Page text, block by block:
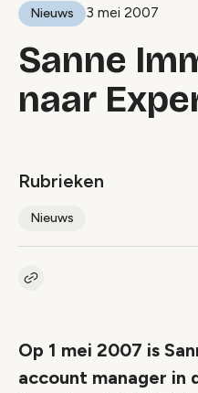
Nieuws 3 mei 2007
Sanne
naar
Rubrieken
Nieuws
Kopieer link naar artikel
Op 1 mei 2007 is
account manager in